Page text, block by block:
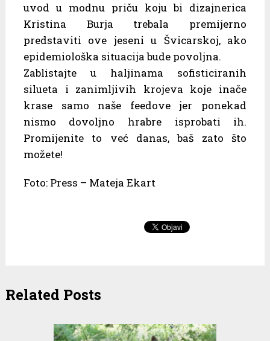
uvod u modnu priču koju bi dizajnerica
Kristina Burja trebala premijerno
predstaviti ove jeseni u Švicarskoj, ako
epidemiološka situacija bude povoljna.
Zablistajte u haljinama sofisticiranih
silueta i zanimljivih krojeva koje inače
krase samo naše feedove jer ponekad
nismo dovoljno hrabre isprobati ih.
Promijenite to već danas, baš zato što
možete!
Foto: Press – Mateja Ekart
Related Posts